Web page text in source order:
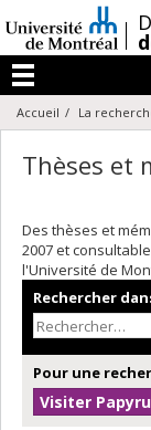
au
contenu
/
Menu
Accueil La
Thèses et
Des thèses et
2007 et
l'Université de
Rechercher
Pour une
Visiter